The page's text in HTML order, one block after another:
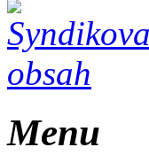
Menu